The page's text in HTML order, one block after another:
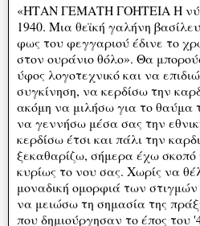
«ΗΤΑΝ ΓΕΜΑΤΗ ΓΟΗΤΕΙΑ Η
1940. Μια θεϊκή γαλήνη
φως του φεγγαριού έδινε το
στον ουράνιο θόλο». Θα
ύφος λογοτεχνικό και να
συγκίνηση, να κερδίσω την
ακόμη να μιλήσω για το θαύμα
να γεννήσω μέσα σας την
κερδίσω έτσι και πάλι την
ξεκαθαρίζω, σήμερα έχω σκοπό
κυρίως το νου σας. Χωρίς να
μοναδική ομορφιά των
να μειώσω τη σημασία της
που δημιούργησαν το έπος του